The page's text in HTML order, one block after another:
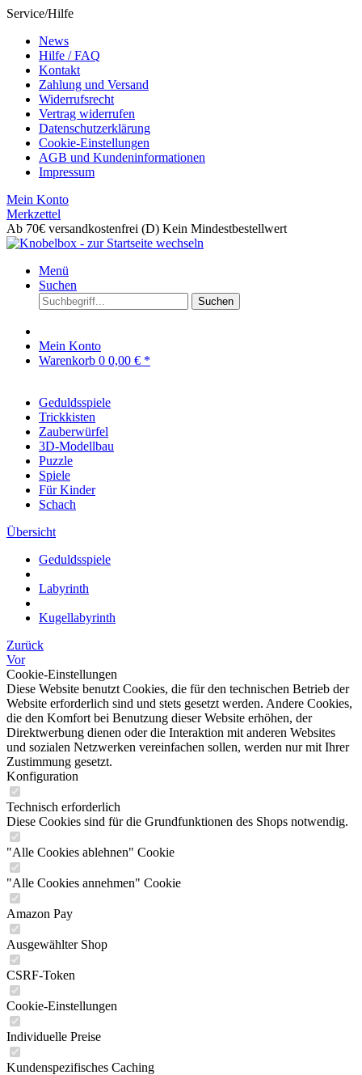
Service/Hilfe
News
Hilfe / FAQ
Kontakt
Zahlung und Versand
Widerrufsrecht
Vertrag widerrufen
Datenschutzerklärung
Cookie-Einstellungen
AGB und Kundeninformationen
Impressum
Mein Konto
Merkzettel
Ab 70€ versandkostenfrei (D) Kein Mindestbestellwert
Menü
Suchen
Suchen
Mein Konto
Warenkorb 0 0,00 € *
Geduldsspiele
Trickkisten
Zauberwürfel
3D-Modellbau
Puzzle
Spiele
Für Kinder
Schach
Übersicht
Geduldsspiele
Labyrinth
Kugellabyrinth
Zurück
Vor
Cookie-Einstellungen
Diese Website benutzt Cookies, die für den technischen Betrieb der
Website erforderlich sind und stets gesetzt werden. Andere Cookies,
die den Komfort bei Benutzung dieser Website erhöhen, der
Direktwerbung dienen oder die Interaktion mit anderen Websites
und sozialen Netzwerken vereinfachen sollen, werden nur mit Ihrer
Zustimmung gesetzt.
Konfiguration
Technisch erforderlich
Diese Cookies sind für die Grundfunktionen des Shops notwendig.
"Alle Cookies ablehnen" Cookie
"Alle Cookies annehmen" Cookie
Amazon Pay
Ausgewählter Shop
CSRF-Token
Cookie-Einstellungen
Individuelle Preise
Kundenspezifisches Caching